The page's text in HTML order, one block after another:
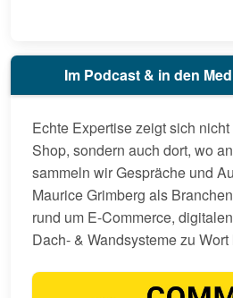
Im Podcast & in den
Echte Expertise zeigt sich
Shop, sondern auch dort, wo
sammeln wir Gespräche und
Maurice Grimberg als
rund um E-Commerce,
Dach- & Wandsysteme zu Wort